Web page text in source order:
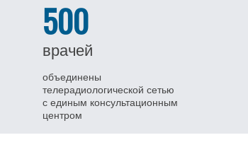
500
врачей
объединены
телерадиологической сетью
с единым консультационным
центром